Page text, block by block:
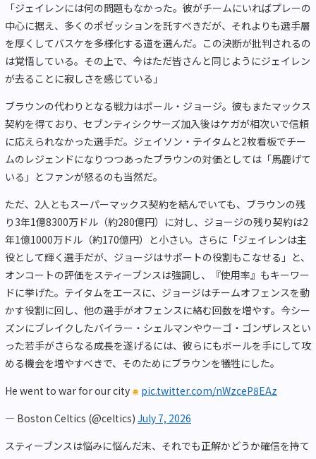
「ジェイレンには何の問題もなかった。彼がチームにいればプレーの
中心に据え、多くのポゼッションを託すべきだが、それよりも選手層
を厚くしてバスケを多様化する道を選んだ。この決断が批判されるの
は覚悟している。その上で、今はただ皆さんと同じようにジェイレン
が去ることに寂しさを感じている」
ブラウンの代わりとなる戦力はポール・ジョージ。彼もまたマックス
契約を得ており、セブンティシクサーズ加入後はケガが相次いで信頼
に応えられなかった選手だ。ジェイソン・テイタムと2枚看板でチー
ムのレジェンドになりつつあったブラウンの対価としては「馬鹿げて
いる」とファンが怒るのも当然だ。
ただ、2人ともスーパーマックス契約を結んでいても、ブラウンの残
り3年1億8300万ドル（約280億円）に対し、ジョージの残り契約は2
年1億1000万ドル（約170億円）と小さい。さらに「ジェイレンは主
役として輝く選手だが、ジョージはサポートの役割もこなせる」と、
オンコートの評価をスティーブンスは強調し、『使用率』もキーワー
ドに挙げた。テイタムをエースに、ジョージはチームオフェンスを動
かす役割に回し、他の選手がオフェンスに絡む回数を増やす。今シー
ズンにブレイクしたバイラー・シェルマンやウーゴ・ゴンザレスとい
った若手がさらなる成長を遂げるには、彼らにもボールを手にして攻
める機会を増やすべきで、そのためにブラウンを犠牲にした。
He went to war for our city
pic.twitter.com/nWzceP8EAz
— Boston Celtics (@celtics) July 7, 2026
スティーブンスは悩みに悩んだ末、それでも正解かどうか確信を持て